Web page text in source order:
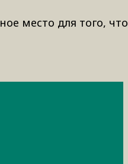
место для того,